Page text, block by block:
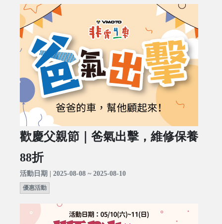
歡慶父親節｜爸氣出擊，維修保養
88折
活動日期 | 2025-08-08 ~ 2025-08-10
優惠活動